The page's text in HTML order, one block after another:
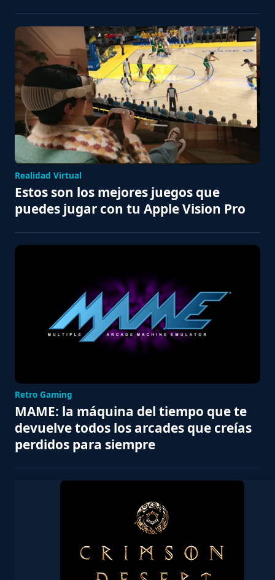
Realidad Virtual
Estos son los mejores juegos que
puedes jugar con tu Apple Vision Pro
Retro Gaming
MAME: la máquina del tiempo que te
devuelve todos los arcades que creías
perdidos para siempre